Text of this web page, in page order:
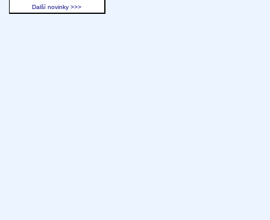
Další novinky >>>